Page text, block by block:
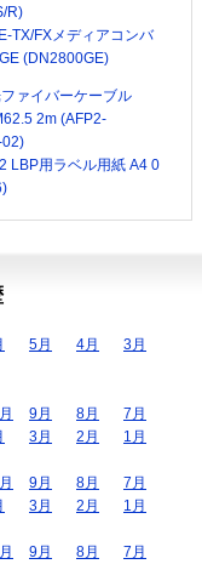
R)
TX/FXメディアコンバ
(DN2800GE)
ァイバーケーブル
2m (AFP2-
02)
LBP用ラベル用紙 A4 0
5月 4月
3月
9月 8月
7月
3月 2月
1月
9月 8月
7月
3月 2月
1月
9月 8月
7月